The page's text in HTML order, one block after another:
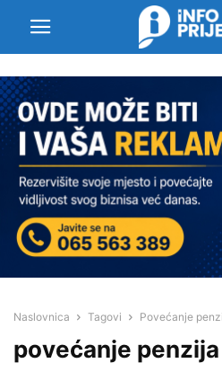
Naslovnica Tagovi Povećanje
povećanje penzija